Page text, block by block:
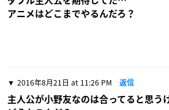
アニメはどこまでやるんだろ？
2016年8月21日 at 11:26 PM 返信
主人公が小野友なのは合ってると思う